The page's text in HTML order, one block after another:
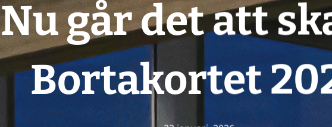
Nu går det att
Bortakortet